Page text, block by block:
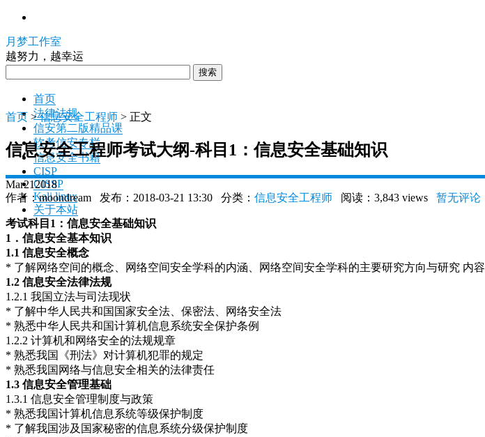
月梦工作室
越努力，越幸运
搜索
首页
法律法规
信安第二版精品课
软考信安专栏
信息安全书籍
CISP
CISSP
Kali linux
关于本站
首页 >信息安全工程师 > 正文
信息安全工程师考试大纲-科目1：信息安全基础知识
Mar212018
作者：moondream 发布：2018-03-21 13:30 分类： 信息安全工程师 阅读：3,843 views 暂无评论
考试科目 1 ：信息安全基础知识
1 ．信息安全基本知识
1.1 信息安全概念
* 了解网络空间的概念、网络空间安全学科的内涵、网络空间安全学科的主要研究方向与研究 内容
1.2 信息安全法律法规
1.2.1 我国立法与司法现状
* 了解中华人民共和国国家安全法、保密法、网络安全法
* 熟悉中华人民共和国计算机信息系统安全保护条例
1.2.2 计算机和网络安全的法规规章
* 熟悉我国《刑法》对计算机犯罪的规定
* 熟悉我国网络与信息安全相关的法律责任
1.3 信息安全管理基础
1.3.1 信息安全管理制度与政策
* 熟悉我国计算机信息系统等级保护制度
* 了解我国涉及国家秘密的信息系统分级保护制度